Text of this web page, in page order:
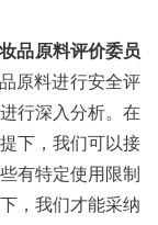
品原料评价委员
原料进行安全评
行深入分析。在
下，我们可以接
有特定使用限制
，我们才能采纳